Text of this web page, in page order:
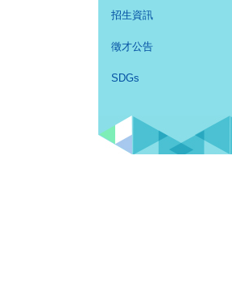
招生資訊
徵才公告
SDGs